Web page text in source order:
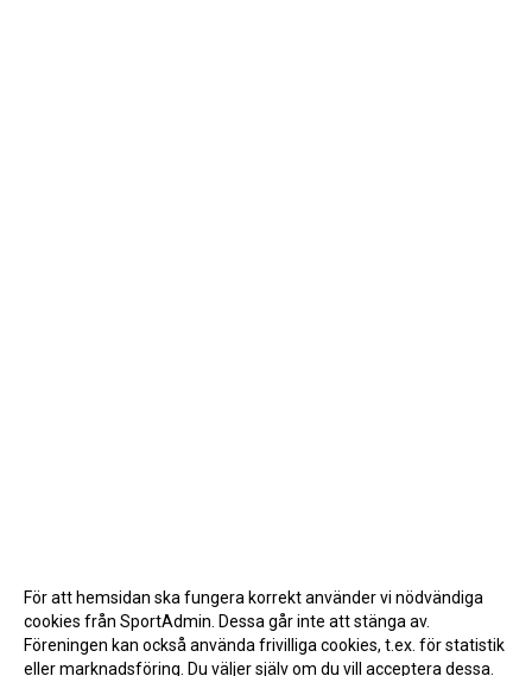
För att hemsidan ska fungera korrekt använder vi nödvändiga
cookies från SportAdmin. Dessa går inte att stänga av.
Föreningen kan också använda frivilliga cookies, t.ex. för statistik
eller marknadsföring. Du väljer själv om du vill acceptera dessa.